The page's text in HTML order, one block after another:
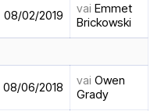
08/02/2019 vai Emmet
Brickowski
08/06/2018 vai Owen
Grady